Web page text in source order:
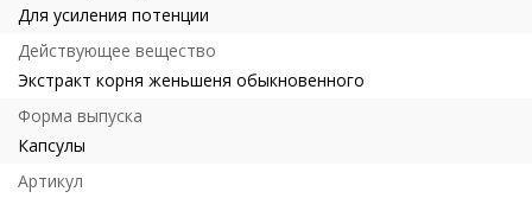
Для усиления потенции
Действующее вещество
Экстракт корня женьшеня обыкновенного
Форма выпуска
Капсулы
Артикул